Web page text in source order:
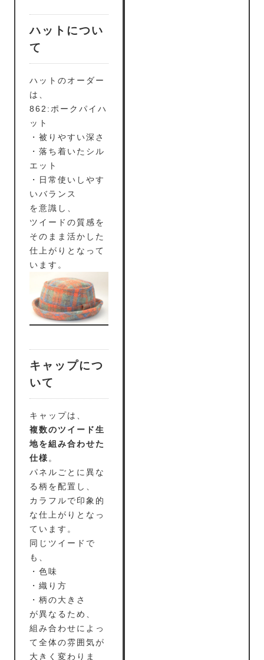
ハットについ
て
ハットのオーダー
は、
862:ポークパイハ
ット
・被りやすい深さ
・落ち着いたシル
エット
・日常使いしやす
いバランス
を意識し、
ツイードの質感を
そのまま活かした
仕上がりとなって
います。
キャップにつ
いて
キャップは、
複数のツイード生
地を組み合わせた
仕様 。
パネルごとに異な
る柄を配置し、
カラフルで印象的
な仕上がりとなっ
ています。
同じツイードで
も、
・色味
・織り方
・柄の大きさ
が異なるため、
組み合わせによっ
て全体の雰囲気が
大きく変わりま